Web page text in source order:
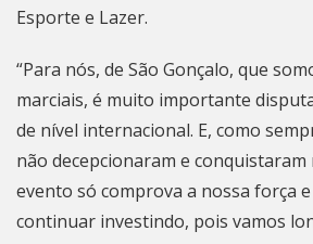
Esporte e Lazer.
“Para nós, de São Gonçalo, que
marciais, é muito importante
de nível internacional. E, como
não decepcionaram e conquistaram
evento só comprova a nossa força
continuar investindo, pois vamos